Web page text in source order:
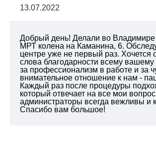
13.07.2022
Добрый день! Делали во
МРТ колена на Каманина, 6.
центре уже не первый раз. Хочется
слова благодарности всему вашему
за профессионализм в работе и за
внимательное отношение к нам -
Каждый раз после процедуры
который отвечает на все мои
администраторы всегда вежливы и
Спасибо вам большое!